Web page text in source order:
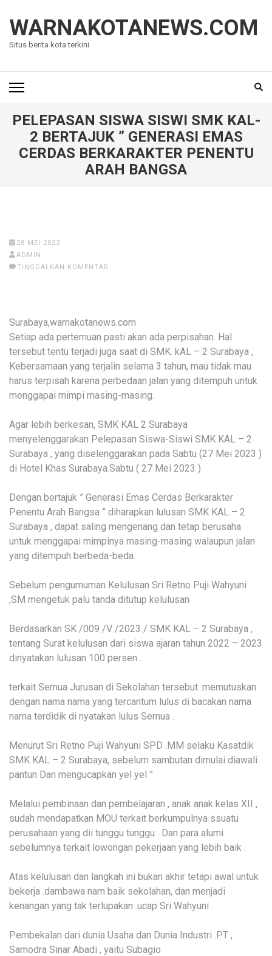
konten
(Tekan
WARNAKOTANEWS.COM
Situs berita kota terkini
PELEPASAN SISWA SISWI SMK KAL-
2 BERTAJUK ” GENERASI EMAS
CERDAS BERKARAKTER PENENTU
ARAH BANGSA
28 MEI 2023
ADMIN
TINGGALKAN KOMENTAR
Surabaya,warnakotanews.com
Setiap ada pertemuan pasti akan ada perpisahan. Hal
tersebut tentu terjadi juga saat di SMK. kAL – 2 Surabaya ,
Kebersamaan yang terjalin selama 3 tahun, mau tidak mau
harus terpisah karena perbedaan jalan yang ditempuh untuk
menggapai mimpi masing-masing.
Agar lebih berkesan, SMK KAL 2 Surabaya
menyelenggarakan Pelepasan Siswa-Siswi SMK KAL – 2
Surabaya , yang diselenggarakan pada Sabtu (27 Mei 2023 )
di Hotel Khas Surabaya.Sabtu ( 27 Mei 2023 )
Dengan bertajuk ” Generasi Emas Cerdas Berkarakter
Penentu Arah Bangsa ” diharapkan lulusan SMK KAL – 2
Surabaya , dapat saling mengenang dan tetap berusaha
untuk menggapai mimpinya masing-masing walaupun jalan
yang ditempuh berbeda-beda.
Sebelum pengumuman Kelulusan Sri Retno Puji Wahyuni
,SM mengetuk palu tanda ditutup kelulusan
Berdasarkan SK /009 /V /2023 / SMK KAL – 2 Surabaya ,
tentang Surat kelulusan dari siswa ajaran tahun 2022 – 2023
dinyatakan lulusan 100 persen .
terkait Semua Jurusan di Sekolahan tersebut .memutuskan
dengan nama nama yang tercantum lulus di bacakan nama
nama terdidik di nyatakan lulus Semua .
Menurut Sri Retno Puji Wahyuni SPD .MM selaku Kasatdik
SMK KAL – 2 Surabaya, sebelum sambutan dimulai diawali
pantun Dan mengucapkan yel yel ”
Melalui pembinaan dan pembelajaran , anak anak kelas XII ,
sudah mendapatkan MOU terkait berkumpulnya ssuatu
perusahaan yang dii tunggu tunggu . Dan para alumi
sebelumnya terkait lowongan pekerjaan yang lebih baik .
Atas kelulusan dan langkah ini bukan akhir tetapi awal untuk
bekerja .dambawa nam baik sekolahan, dan menjadi
kenangan yang tak terlupakan .ucap Sri Wahyuni .
Pembekalan dari dunia Usaha dan Dunia Industri .PT ,
Samodra Sinar Abadi , yaitu Subagio